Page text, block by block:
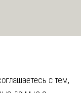
с тем,